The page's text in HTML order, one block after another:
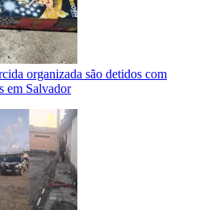
organizada são detidos com
em Salvador